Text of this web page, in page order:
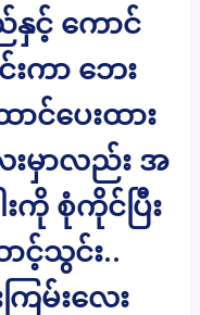
နှင့် ကောင်
ကာ ဘေး
င်ပေးထား
မှာလည်း အ
ကို စုံကိုင်ပြီး
င့်သွင်း..
ြမ်းလေး